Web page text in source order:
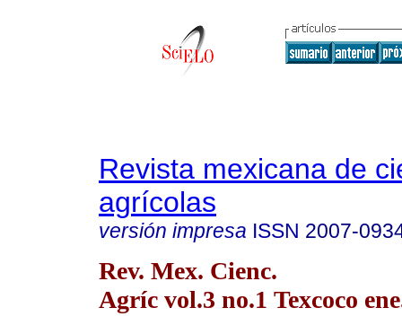
Revista mexicana de
agrícolas
versión impresa ISSN 2007-
Rev. Mex. Cienc.
Agríc vol.3 no.1 Texcoco